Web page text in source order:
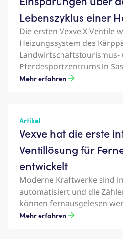
Lebenszyklus einer
Die ersten Vexve X Ventile
Heizungssystem des
Landwirtschaftstourismus-
Pferdesportzentrums in
Mehr erfahren
Artikel
Vexve hat die erste
Ventillösung für
entwickelt
Moderne Kraftwerke sind
automatisiert und die
können fernausgelesen
Mehr erfahren